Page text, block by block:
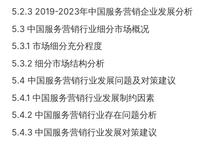
5.2.3 2019-2023年中国服务营销企业发展分析
5.3 中国服务营销行业细分市场概况
5.3.1 市场细分充分程度
5.3.2 细分市场结构分析
5.4 中国服务营销行业发展问题及对策建议
5.4.1 中国服务营销行业发展制约因素
5.4.2 中国服务营销行业存在问题分析
5.4.3 中国服务营销行业发展对策建议